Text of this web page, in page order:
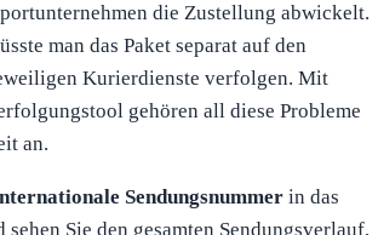
die Zustellung abwickelt.
man das Paket separat auf den
Kurierdienste verfolgen. Mit
gehören all diese Probleme
an.
Sendungsnummerin das
sehen Sie den gesamten Sendungsverlauf,